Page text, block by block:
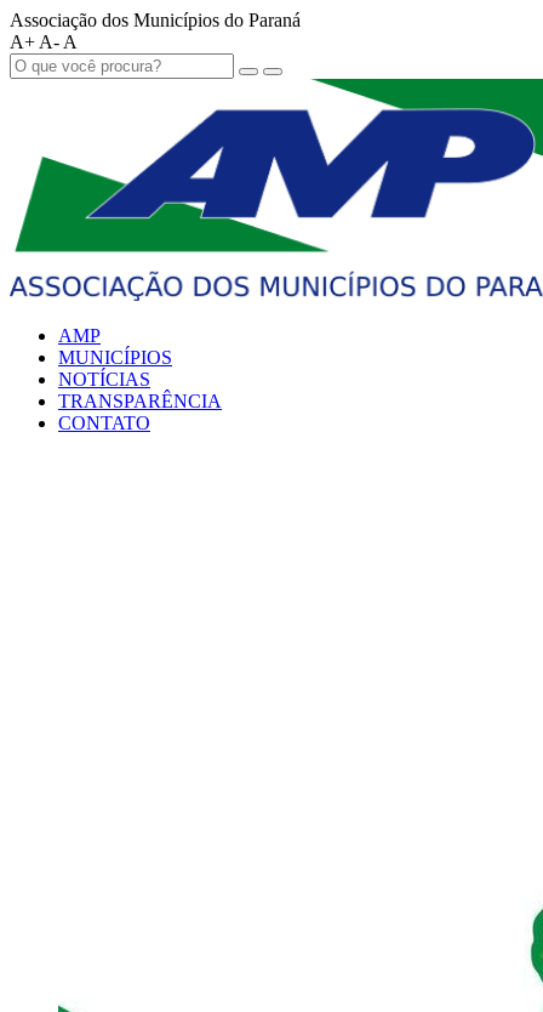
Associação dos Municípios do Paraná
A+ A- A
AMP
MUNICÍPIOS
NOTÍCIAS
TRANSPARÊNCIA
CONTATO